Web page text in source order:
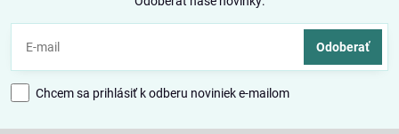
Odoberať
Chcem sa prihlásiť k odberu noviniek e-mailom